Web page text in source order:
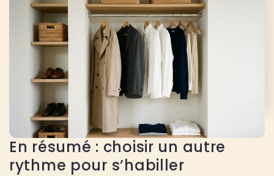
En résumé : choisir un autre
rythme pour s’habiller